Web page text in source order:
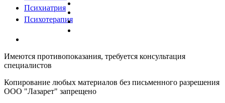
Психиатрия
Психотерапия
Имеются противопоказания, требуется консультация
специалистов
Копирование любых материалов без письменного разрешения
ООО "Лазарет" запрещено